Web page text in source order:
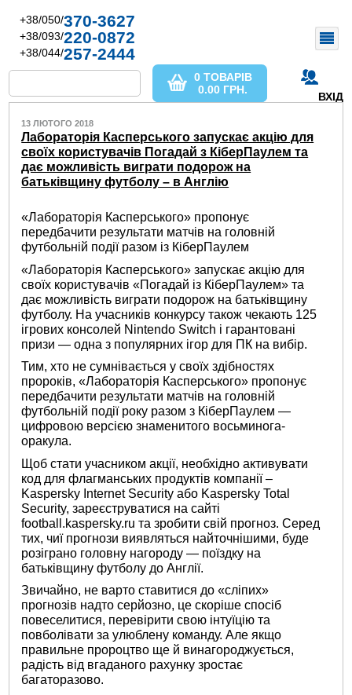
+38/050/370-3627
+38/093/220-0872
+38/044/257-2444
ВХІД
0 ТОВАРІВ
0.00 ГРН.
13 ЛЮТОГО 2018
Лабораторія Касперського запускає акцію для
своїх користувачів Погадай з КіберПаулем та
дає можливість виграти подорож на
батьківщину футболу – в Англію
«Лабораторія Касперського» пропонує
передбачити результати матчів на головній
футбольній події разом із КіберПаулем
«Лабораторія Касперського» запускає акцію для
своїх користувачів «Погадай із КіберПаулем» та
дає можливість виграти подорож на батьківщину
футболу. На учасників конкурсу також чекають 125
ігрових консолей Nintendo Switch і гарантовані
призи — одна з популярних ігор для ПК на вибір.
Тим, хто не сумнівається у своїх здібностях
пророків, «Лабораторія Касперського» пропонує
передбачити результати матчів на головній
футбольній події року разом з КіберПаулем —
цифровою версією знаменитого восьминога-
оракула.
Щоб стати учасником акції, необхідно активувати
код для флагманських продуктів компанії –
Kaspersky Internet Security або Kaspersky Total
Security, зареєструватися на сайті
football.kaspersky.ru та зробити свій прогноз. Серед
тих, чиї прогнози виявляться найточнішими, буде
розіграно головну нагороду — поїздку на
батьківщину футболу до Англії.
Звичайно, не варто ставитися до «сліпих»
прогнозів надто серйозно, це скоріше спосіб
повеселитися, перевірити свою інтуїцію та
повболівати за улюблену команду. Але якщо
правильне пророцтво ще й винагороджується,
радість від вгаданого рахунку зростає
багаторазово.